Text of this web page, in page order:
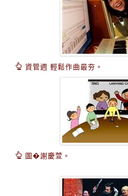
資管週 輕鬆作曲最夯。
圖�謝慶萱。